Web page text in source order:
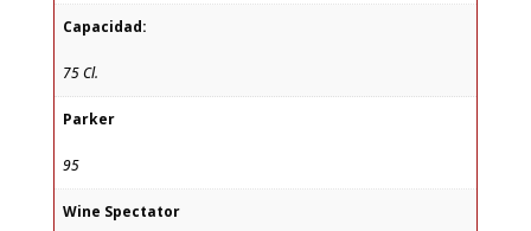
Capacidad:
75 Cl.
Parker
95
Wine Spectator